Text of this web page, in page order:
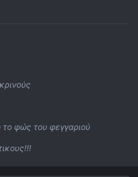
φώς του φεγγαριού